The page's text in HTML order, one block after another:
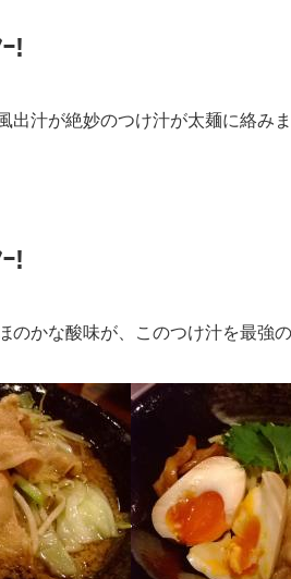
!
出汁が絶妙のつけ汁が太麺に絡み
!
のかな酸味が、このつけ汁を最強